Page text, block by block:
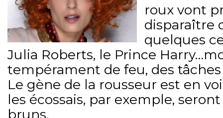
roux vont
disparaître
quelques
Julia Roberts, le Prince
tempérament de feu, des tâches
Le gène de la rousseur est en
les écossais, par exemple,
bruns.